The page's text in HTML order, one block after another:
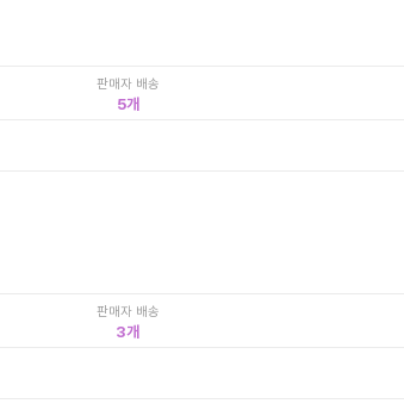
판매자 배송
5
판매자 배송
3